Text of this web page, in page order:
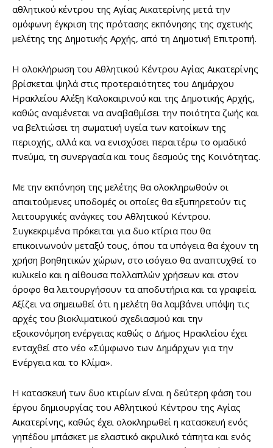
αθλητικού κέντρου της Αγίας Αικατερίνης μετά την
ομόφωνη έγκριση της πρότασης εκπόνησης της σχετικής
μελέτης της Δημοτικής Αρχής, από τη Δημοτική Επιτροπή.
Η ολοκλήρωση του Αθλητικού Κέντρου Αγίας Αικατερίνης
βρίσκεται ψηλά στις προτεραιότητες του Δημάρχου
Ηρακλείου Αλέξη Καλοκαιρινού και της Δημοτικής Αρχής,
καθώς αναμένεται να αναβαθμίσει την ποιότητα ζωής και
να βελτιώσει τη σωματική υγεία των κατοίκων της
περιοχής, αλλά και να ενισχύσει περαιτέρω το ομαδικό
πνεύμα, τη συνεργασία και τους δεσμούς της Κοινότητας.
Με την εκπόνηση της μελέτης θα ολοκληρωθούν οι
απαιτούμενες υποδομές οι οποίες θα εξυπηρετούν τις
λειτουργικές ανάγκες του Αθλητικού Κέντρου.
Συγκεκριμένα πρόκειται για δυο κτίρια που θα
επικοινωνούν μεταξύ τους, όπου τα υπόγεια θα έχουν τη
χρήση βοηθητικών χώρων, στο ισόγειο θα αναπτυχθεί το
κυλικείο και η αίθουσα πολλαπλών χρήσεων και στον
όροφο θα λειτουργήσουν τα αποδυτήρια και τα γραφεία.
Αξίζει να σημειωθεί ότι η μελέτη θα λαμβάνει υπόψη τις
αρχές του βιοκλιματικού σχεδιασμού και την
εξοικονόμηση ενέργειας καθώς ο Δήμος Ηρακλείου έχει
ενταχθεί στο νέο «Σύμφωνο των Δημάρχων για την
Ενέργεια και το Κλίμα».
Η κατασκευή των δυο κτιρίων είναι η δεύτερη φάση του
έργου δημιουργίας του Αθλητικού Κέντρου της Αγίας
Αικατερίνης, καθώς έχει ολοκληρωθεί η κατασκευή ενός
γηπέδου μπάσκετ με ελαστικό ακρυλικό τάπητα και ενός